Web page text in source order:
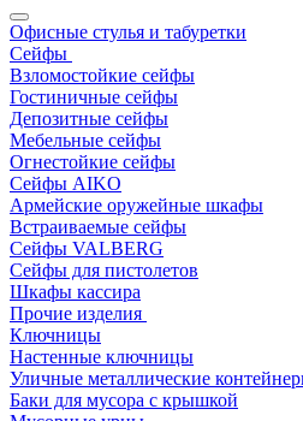
Офисные стулья и табуретки
Сейфы
Взломостойкие сейфы
Гостиничные сейфы
Депозитные сейфы
Мебельные сейфы
Огнестойкие сейфы
Сейфы AIKO
Армейские оружейные шкафы
Встраиваемые сейфы
Сейфы VALBERG
Сейфы для пистолетов
Шкафы кассира
Прочие изделия
Ключницы
Настенные ключницы
Уличные металлические
Баки для мусора с крышкой